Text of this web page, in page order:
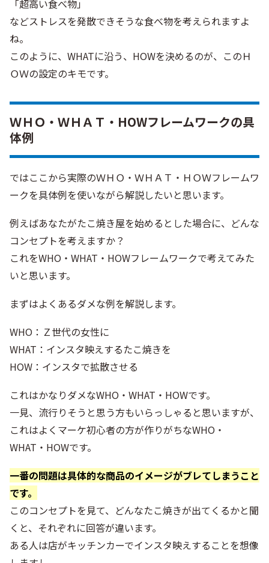
「超高い食べ物」
などストレスを発散できそうな食べ物を考えられますよ
ね。
このように、WHATに沿う、HOWを決めるのが、このＨ
ＯＷの設定のキモです。
ＷＨＯ・ＷＨＡＴ・HOWフレームワークの具
体例
ではここから実際のＷＨＯ・ＷＨＡＴ・ＨＯＷフレームワ
ークを具体例を使いながら解説したいと思います。
例えばあなたがたこ焼き屋を始めるとした場合に、どんな
コンセプトを考えますか？
これをWHO・WHAT・HOWフレームワークで考えてみた
いと思います。
まずはよくあるダメな例を解説します。
WHO：Ｚ世代の女性に
WHAT：インスタ映えするたこ焼きを
HOW：インスタで拡散させる
これはかなりダメなWHO・WHAT・HOWです。
一見、流行りそうと思う方もいらっしゃると思いますが、
これはよくマーケ初心者の方が作りがちなWHO・
WHAT・HOWです。
一番の問題は具体的な商品のイメージがブレてしまうこと
です。
このコンセプトを見て、どんなたこ焼きが出てくるかと聞
くと、それぞれに回答が違います。
ある人は店がキッチンカーでインスタ映えすることを想像